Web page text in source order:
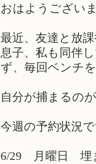
おはようござい
最近、友達と放
息子、私も同伴
ず、毎回ベンチ
自分が捕まるの
今週の予約状況
6/29 月曜日 埋